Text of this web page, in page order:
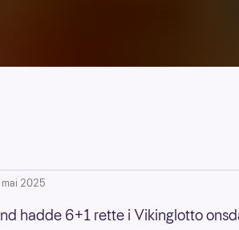
2025
hadde 6+1 rette i Vikinglotto